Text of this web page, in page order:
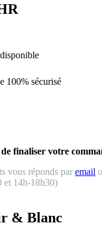
100% sécurisé
finaliser votre
vous réponds par email
et 14h-18h30)
& Blanc